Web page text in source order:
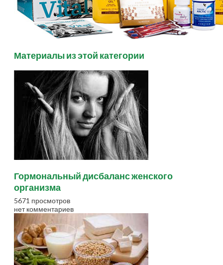
Материалы из этой категории
Гормональный дисбаланс женского
организма
5671 просмотров
нет комментариев